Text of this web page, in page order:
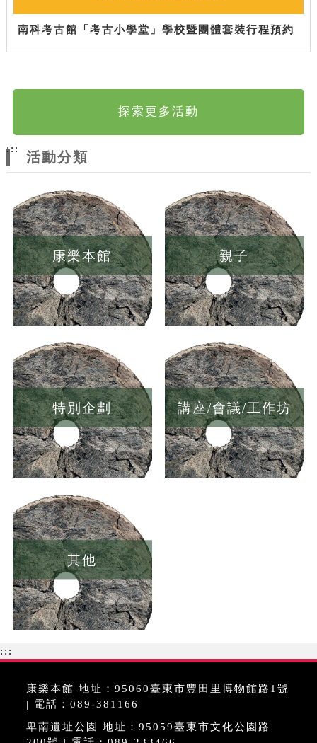
南科考古館「考古小學堂」學校暨團體套裝行程預約
探索更多活動
:::
活動分類
康樂本館 親子
特別企劃 講座/會議/工作坊
其他
:::
康樂本館 地址：95060臺東市豐田里博物館路1號
| 電話：089-381166
卑南遺址公園 地址：95059臺東市文化公園路